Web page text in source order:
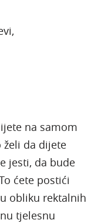
na samom
želi da dijete
jesti, da bude
ćete postići
obliku rektalnih
tjelesnu